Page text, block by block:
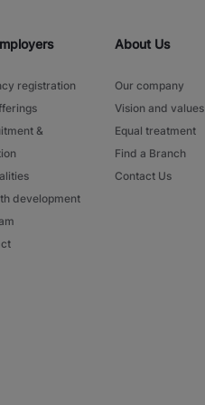
registration
&
development
About Us
Our company
Vision and values
Equal treatment
Find a Branch
Contact Us